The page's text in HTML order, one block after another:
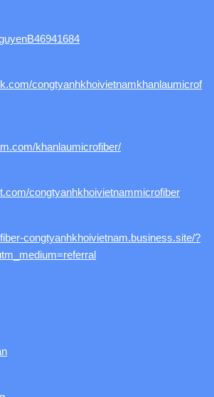
congtyanhkhoivietnamkhanlaumicrof
khanlaumicrofiber/
congtyanhkhoivietnammicrofiber
congtyanhkhoivietnam.business.site/?